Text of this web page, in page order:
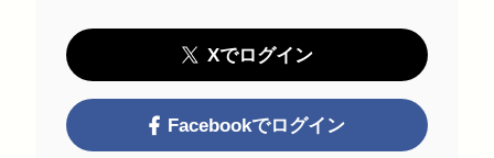
Xでログイン
Facebookでログイン